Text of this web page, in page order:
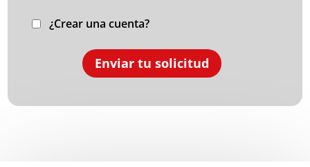
¿Crear una cuenta?